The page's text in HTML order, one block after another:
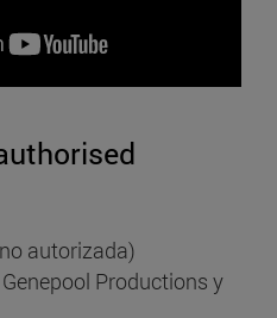
autorizada)
Productions y